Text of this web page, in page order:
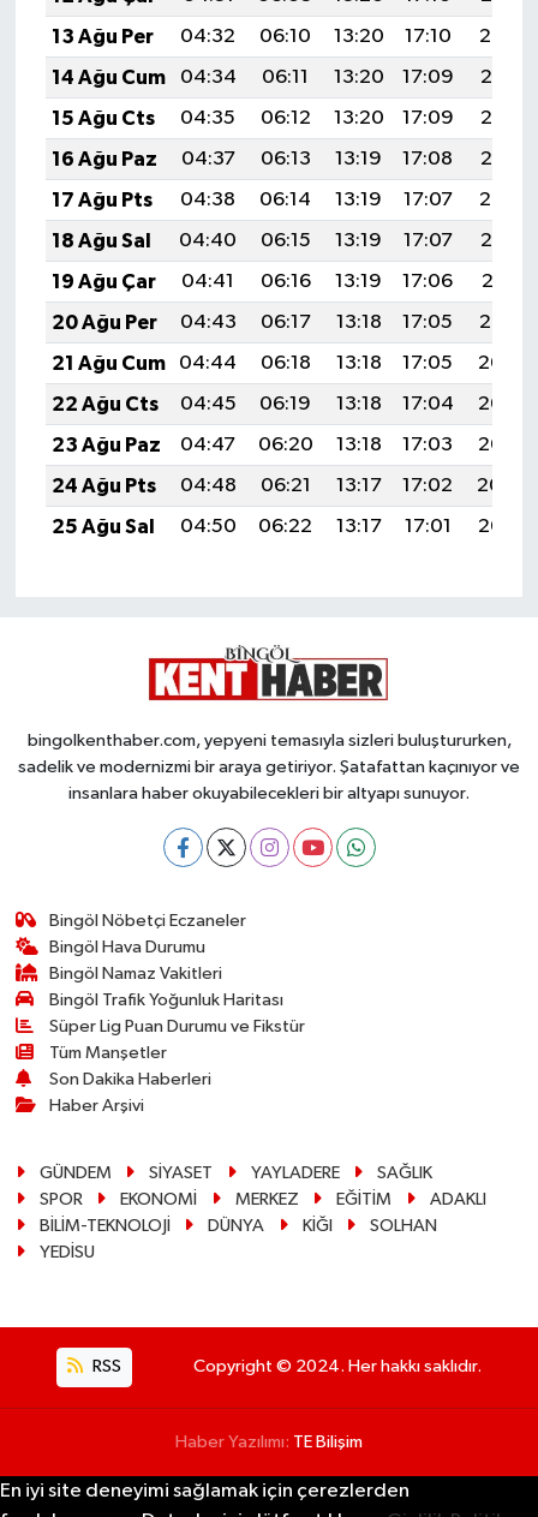
13 Ağu Per
04:32 06:10 13:20 17:10
20:19
14 Ağu Cum
04:34 06:11 13:20 17:09
20:18
15 Ağu Cts
04:35 06:12 13:20 17:09
20:17
16 Ağu Paz
04:37 06:13 13:19 17:08
20:15
17 Ağu Pts
04:38 06:14 13:19 17:07
20:14
18 Ağu Sal
04:40 06:15 13:19 17:07
20:12
19 Ağu Çar
04:41 06:16 13:19 17:06
20:11
20 Ağu Per
04:43 06:17 13:18 17:05
20:10
21 Ağu Cum
04:44 06:18 13:18 17:05
20:08
22 Ağu Cts
04:45 06:19 13:18 17:04
20:07
23 Ağu Paz
04:47 06:20 13:18 17:03
20:05
24 Ağu Pts
04:48 06:21 13:17 17:02
20:04
25 Ağu Sal
04:50 06:22 13:17 17:01 20:02
bingolkenthaber.com, yepyeni temasıyla sizleri buluştururken,
sadelik ve modernizmi bir araya getiriyor. Şatafattan kaçınıyor ve
insanlara haber okuyabilecekleri bir altyapı sunuyor.
Bingöl Nöbetçi Eczaneler
Bingöl Hava Durumu
Bingöl Namaz Vakitleri
Bingöl Trafik Yoğunluk Haritası
Süper Lig Puan Durumu ve Fikstür
Tüm Manşetler
Son Dakika Haberleri
Haber Arşivi
GÜNDEM SİYASET YAYLADERE
SAĞLIK
SPOR
EKONOMİ MERKEZ EĞİTİM
ADAKLI
BİLİM-TEKNOLOJİ
DÜNYA KİĞI
SOLHAN
YEDİSU
RSS Copyright © 2024. Her hakkı saklıdır.
Haber Yazılımı: TE Bilişim
En iyi site deneyimi sağlamak için çerezlerden